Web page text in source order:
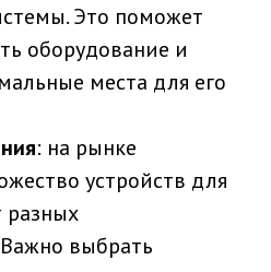
Это поможет
оборудование и
места для его
: на рынке
устройств для
разных
выбрать